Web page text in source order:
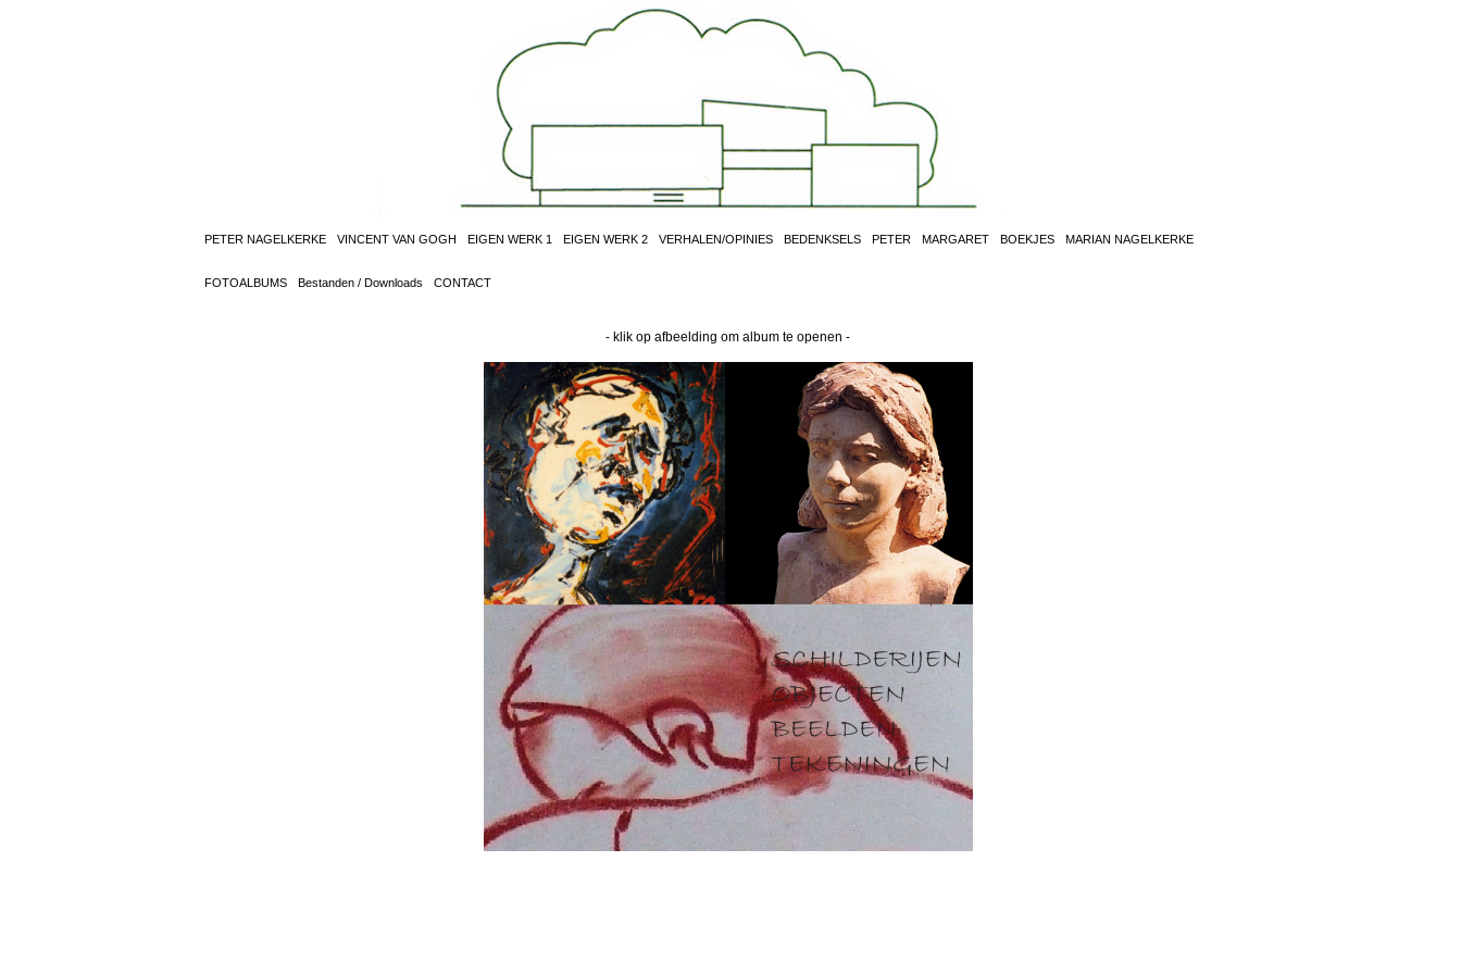
PETER NAGELKERKE VINCENT VAN GOGH EIGEN WERK 1 EIGEN WERK 2 VERHALEN/OPINIES BEDENKSELS PETER MARGARET BOEKJES MARIAN NAGELKERKE
FOTOALBUMS Bestanden / Downloads CONTACT
- klik op afbeelding om album te openen -